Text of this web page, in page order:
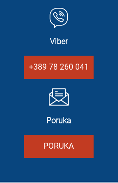
Viber
+389 78 260 041
Poruka
PORUKA